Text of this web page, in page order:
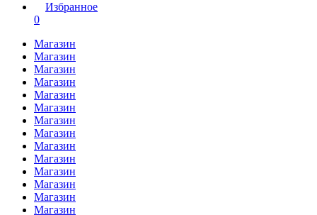
Избранное
0
Магазин
Магазин
Магазин
Магазин
Магазин
Магазин
Магазин
Магазин
Магазин
Магазин
Магазин
Магазин
Магазин
Магазин